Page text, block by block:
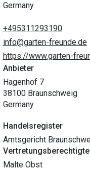
Germany
+495311293190
info@garten-freunde.de
https://www.garten-
Anbieter
Hagenhof 7
38100 Braunschweig
Germany
Handelsregister
Amtsgericht
Malte Obst